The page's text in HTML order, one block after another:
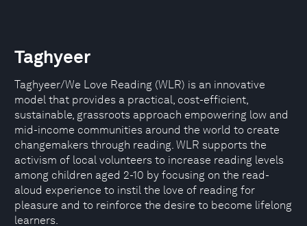
Taghyeer
Taghyeer/We Love Reading (WLR) is an innovative
model that provides a practical, cost-efficient,
sustainable, grassroots approach empowering low and
mid-income communities around the world to create
changemakers through reading. WLR supports the
activism of local volunteers to increase reading levels
among children aged 2-10 by focusing on the read-
aloud experience to instil the love of reading for
pleasure and to reinforce the desire to become lifelong
learners.